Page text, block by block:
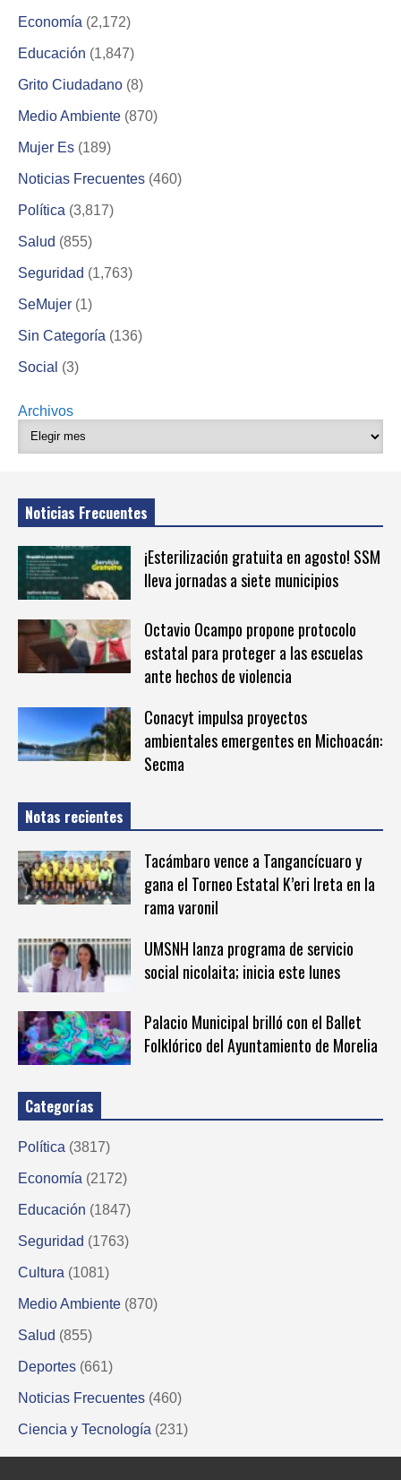
Economía (2,172)
Educación (1,847)
Grito Ciudadano (8)
Medio Ambiente (870)
Mujer Es (189)
Noticias Frecuentes (460)
Política (3,817)
Salud (855)
Seguridad (1,763)
SeMujer (1)
Sin Categoría (136)
Social (3)
Archivos
Noticias Frecuentes
¡Esterilización gratuita en agosto! SSM
lleva jornadas a siete municipios
Octavio Ocampo propone protocolo
estatal para proteger a las escuelas
ante hechos de violencia
Conacyt impulsa proyectos
ambientales emergentes en Michoacán:
Secma
Notas recientes
Tacámbaro vence a Tangancícuaro y
gana el Torneo Estatal K’eri Ireta en la
rama varonil
UMSNH lanza programa de servicio
social nicolaita; inicia este lunes
Palacio Municipal brilló con el Ballet
Folklórico del Ayuntamiento de Morelia
Categorías
Política (3817)
Economía (2172)
Educación (1847)
Seguridad (1763)
Cultura (1081)
Medio Ambiente (870)
Salud (855)
Deportes (661)
Noticias Frecuentes (460)
Ciencia y Tecnología (231)